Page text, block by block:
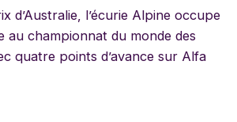
d’Australie, l’écurie Alpine occupe
au championnat du monde des
quatre points d’avance sur Alfa